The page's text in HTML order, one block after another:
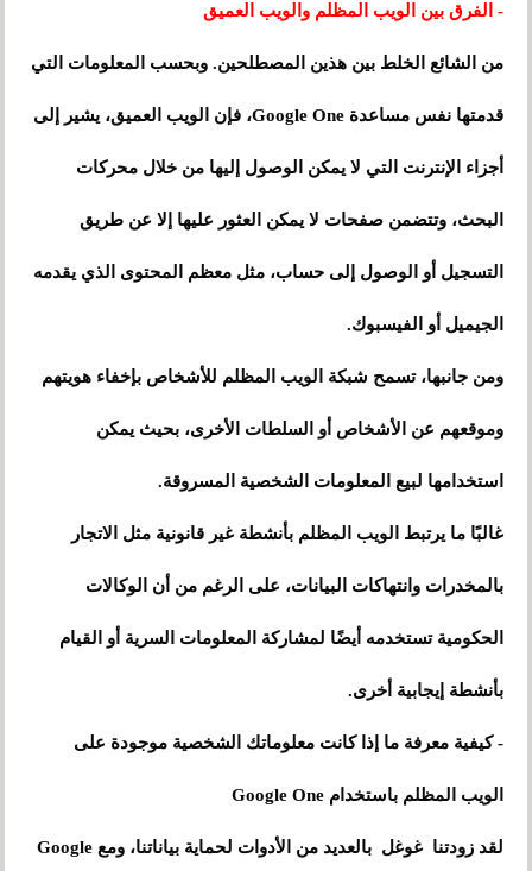
- الفرق بين الويب المظلم والويب العميق
من الشائع الخلط بين هذين المصطلحين. وبحسب المعلومات التي
قدمتها نفس مساعدة Google One، فإن الويب العميق، يشير إلى
أجزاء الإنترنت التي لا يمكن الوصول إليها من خلال محركات
البحث، وتتضمن صفحات لا يمكن العثور عليها إلا عن طريق
التسجيل أو الوصول إلى حساب، مثل معظم المحتوى الذي يقدمه
الجيميل أو الفيسبوك.
ومن جانبها، تسمح شبكة الويب المظلم للأشخاص بإخفاء هويتهم
وموقعهم عن الأشخاص أو السلطات الأخرى، بحيث يمكن
استخدامها لبيع المعلومات الشخصية المسروقة.
غالبًا ما يرتبط الويب المظلم بأنشطة غير قانونية مثل الاتجار
بالمخدرات وانتهاكات البيانات، على الرغم من أن الوكالات
الحكومية تستخدمه أيضًا لمشاركة المعلومات السرية أو القيام
بأنشطة إيجابية أخرى.
- كيفية معرفة ما إذا كانت معلوماتك الشخصية موجودة على
الويب المظلم باستخدام Google One
لقد زودتنا غوغل بالعديد من الأدوات لحماية بياناتنا، ومع Google